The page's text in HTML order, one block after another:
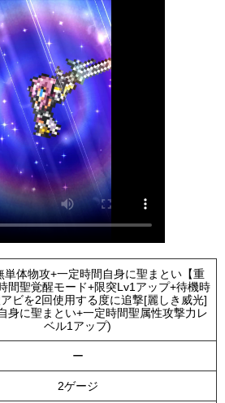
単体物攻+一定時間自身に聖まとい【重
間聖覚醒モード+限突Lv1アップ+待機時
ビを2回使用する度に追撃[麗しき威光]
身に聖まとい+一定時間聖属性攻撃力レ
ベル1アップ)
ー
2ゲージ